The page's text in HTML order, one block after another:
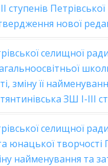
ступенів
нової
селищної
зміну її
ЗШ І-ІІІ ст
селищної
юнацької творчості
найменування та